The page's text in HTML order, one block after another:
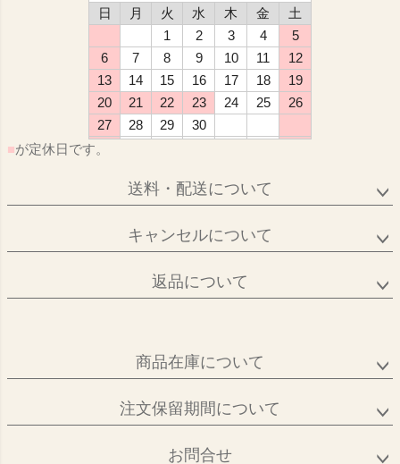
日
月 火 水 木 金
土
1
2 3 4
5
6
7 8 9 10 11
12
13
14 15 16 17 18
19
20
21 22 23 24 25
26
27
28 29
30
■が定休日です。
送料・配送について
キャンセルについて
返品について
商品在庫について
注文保留期間について
お問合せ